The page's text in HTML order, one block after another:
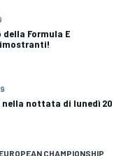
Formula E
nella nottata di lunedì 20
CHAMPIONSHIP